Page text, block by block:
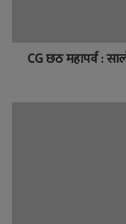
CG छठ महापर्व :